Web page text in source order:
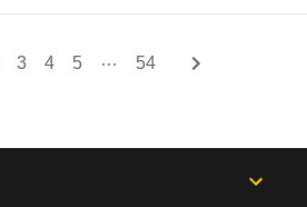
3 4 5 … 54